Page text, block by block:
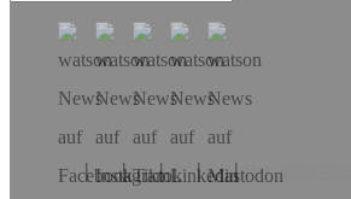
Hol dir die App!